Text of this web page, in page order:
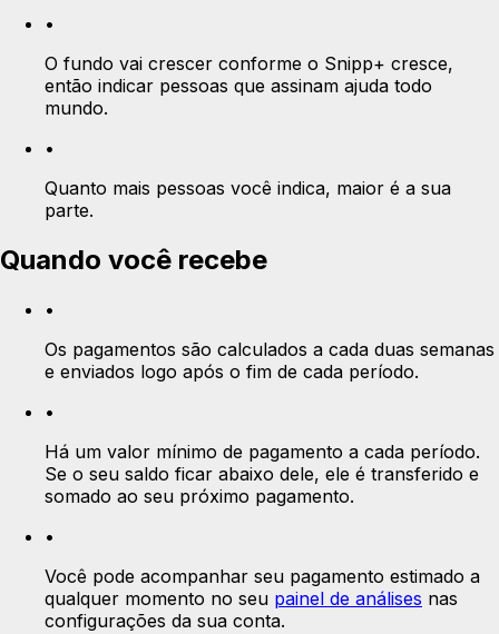
•
O fundo vai crescer conforme o Snipp+ cresce,
então indicar pessoas que assinam ajuda todo
mundo.
•
Quanto mais pessoas você indica, maior é a sua
parte.
Quando você recebe
•
Os pagamentos são calculados a cada duas semanas
e enviados logo após o fim de cada período.
•
Há um valor mínimo de pagamento a cada período.
Se o seu saldo ficar abaixo dele, ele é transferido e
somado ao seu próximo pagamento.
•
Você pode acompanhar seu pagamento estimado a
qualquer momento no seu painel de análises nas
configurações da sua conta.